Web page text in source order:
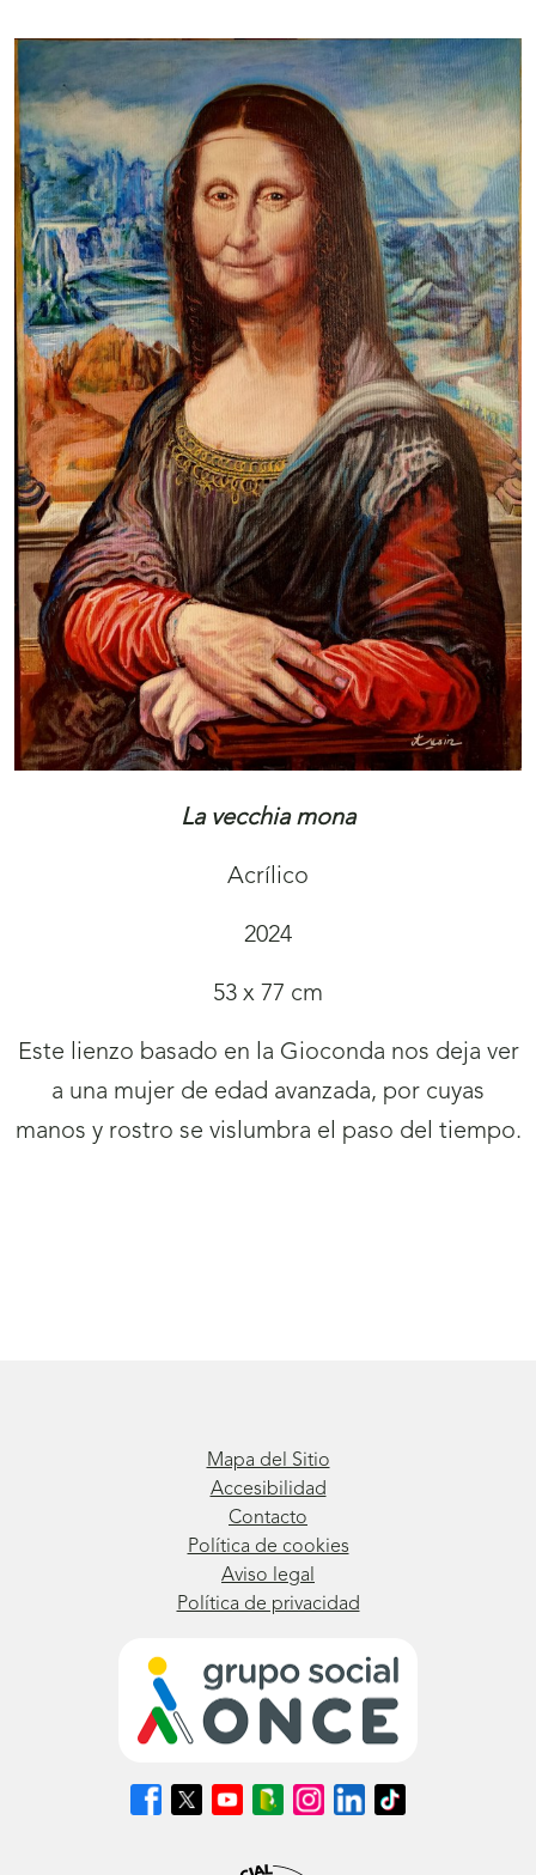
La vecchia mona
Acrílico
2024
53 x 77 cm
Este lienzo basado en la Gioconda nos deja ver
a una mujer de edad avanzada, por cuyas
manos y rostro se vislumbra el paso del tiempo.
Mapa del Sitio
Accesibilidad
Contacto
Política de cookies
Aviso legal
Política de privacidad
Síguenos
en
Síguenos
en
Síguenos
en
Síguenos
en
Blog
Síguenos
en
Síguenos
en
Síguenos
en